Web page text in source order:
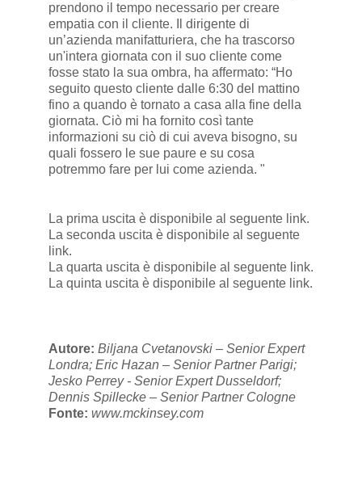
prendono il tempo necessario per creare
empatia con il cliente. Il dirigente di
un’azienda manifatturiera, che ha trascorso
un'intera giornata con il suo cliente come
fosse stato la sua ombra, ha affermato: “Ho
seguito questo cliente dalle 6:30 del mattino
fino a quando è tornato a casa alla fine della
giornata. Ciò mi ha fornito così tante
informazioni su ciò di cui aveva bisogno, su
quali fossero le sue paure e su cosa
potremmo fare per lui come azienda. "
La prima uscita è disponibile al seguente link.
La seconda uscita è disponibile al seguente
link.
La quarta uscita è disponibile al seguente link.
La quinta uscita è disponibile al seguente link.
Autore: Biljana Cvetanovski – Senior Expert
Londra; Eric Hazan – Senior Partner Parigi;
Jesko Perrey - Senior Expert Dusseldorf;
Dennis Spillecke – Senior Partner Cologne
Fonte: www.mckinsey.com